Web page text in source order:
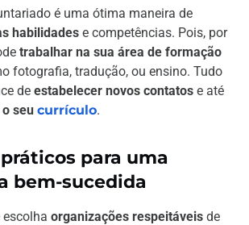
é uma ótima maneira de
habilidades e competências. Pois, por
trabalhar na sua área de formação
fotografia, tradução, ou ensino. Tudo
de estabelecer novos contatos e até
seu currículo.
para uma
bem-sucedida
escolha organizações respeitáveis de